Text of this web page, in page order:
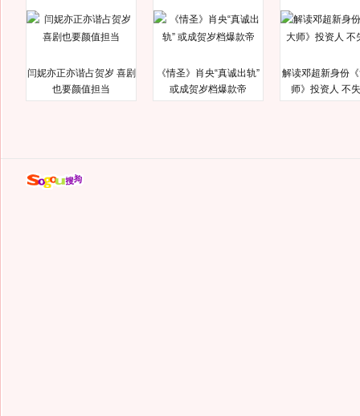
闫妮亦正亦谐占贺岁 喜剧
也要颜值担当
《情圣》肖央“真诚出轨”
或成贺岁档爆款帝
解读邓超新身份
师》投资人 不